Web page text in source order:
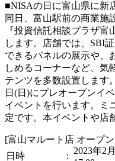
■NISAの日に富山県に新
同日、富山駅前の商業施
『投資信託相談プラザ
します。店舗では、SBI
できるパネルの展示や、
しめるコーナーなど、気
テンツを多数設置します
日(日)にプレオープンイ
イベントを行います。ミ
定です。本イベントや店
[富山マルート店 オープ
日時 ：
2023年2